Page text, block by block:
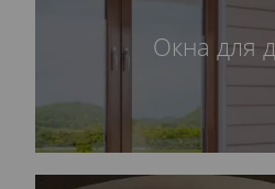
Окна для